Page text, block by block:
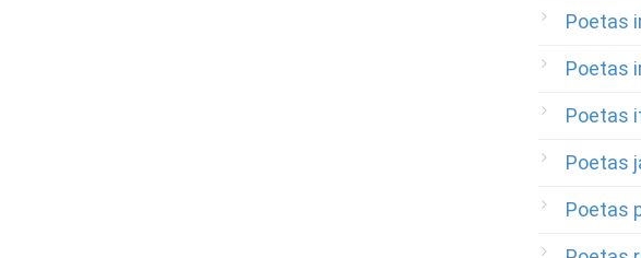
Poetas
Poetas
Poetas
Poetas
Poetas